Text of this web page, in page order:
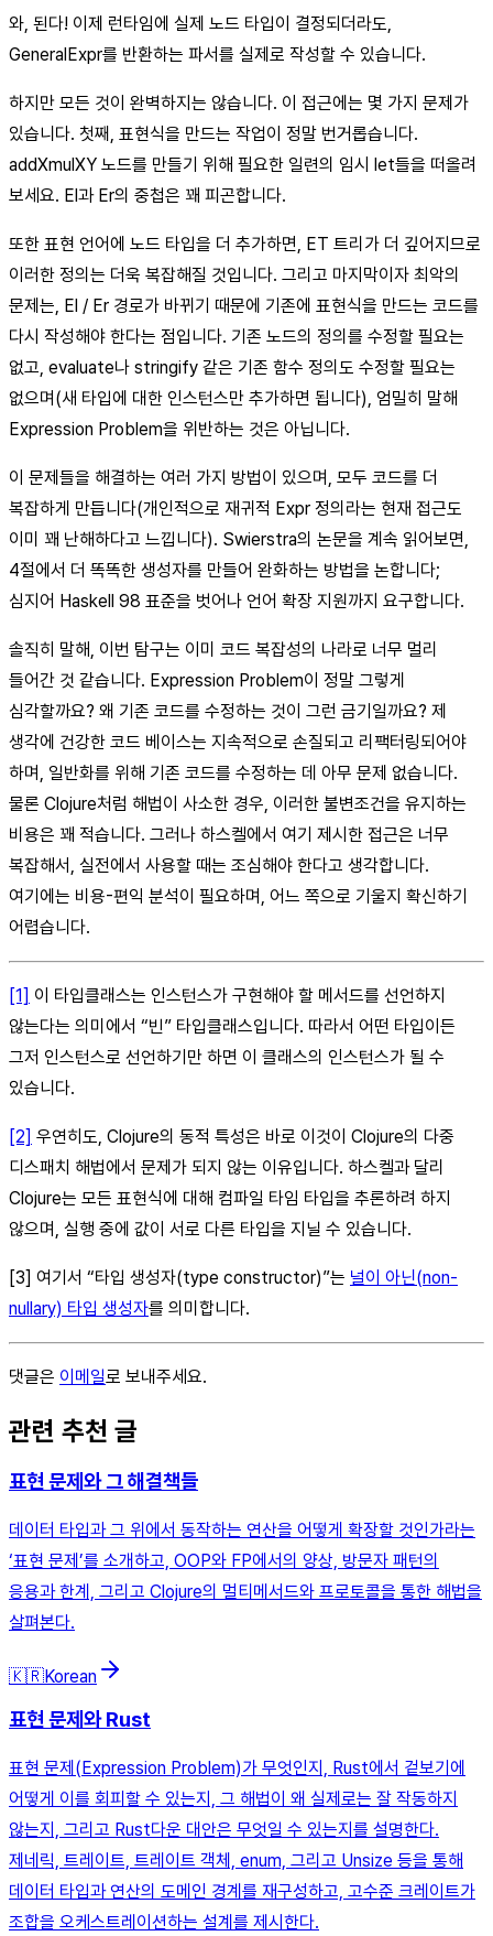
와, 된다! 이제 런타임에 실제 노드 타입이 결정되더라도,
GeneralExpr를 반환하는 파서를 실제로 작성할 수 있습니다.
하지만 모든 것이 완벽하지는 않습니다. 이 접근에는 몇 가지 문제가
있습니다. 첫째, 표현식을 만드는 작업이 정말 번거롭습니다.
addXmulXY 노드를 만들기 위해 필요한 일련의 임시 let들을 떠올려
보세요. El과 Er의 중첩은 꽤 피곤합니다.
또한 표현 언어에 노드 타입을 더 추가하면, ET 트리가 더 깊어지므로
이러한 정의는 더욱 복잡해질 것입니다. 그리고 마지막이자 최악의
문제는, El / Er 경로가 바뀌기 때문에 기존에 표현식을 만드는 코드를
다시 작성해야 한다는 점입니다. 기존 노드의 정의를 수정할 필요는
없고, evaluate나 stringify 같은 기존 함수 정의도 수정할 필요는
없으며(새 타입에 대한 인스턴스만 추가하면 됩니다), 엄밀히 말해
Expression Problem을 위반하는 것은 아닙니다.
이 문제들을 해결하는 여러 가지 방법이 있으며, 모두 코드를 더
복잡하게 만듭니다(개인적으로 재귀적 Expr 정의라는 현재 접근도
이미 꽤 난해하다고 느낍니다). Swierstra의 논문을 계속 읽어보면,
4절에서 더 똑똑한 생성자를 만들어 완화하는 방법을 논합니다;
심지어 Haskell 98 표준을 벗어나 언어 확장 지원까지 요구합니다.
솔직히 말해, 이번 탐구는 이미 코드 복잡성의 나라로 너무 멀리
들어간 것 같습니다. Expression Problem이 정말 그렇게
심각할까요? 왜 기존 코드를 수정하는 것이 그런 금기일까요? 제
생각에 건강한 코드 베이스는 지속적으로 손질되고 리팩터링되어야
하며, 일반화를 위해 기존 코드를 수정하는 데 아무 문제 없습니다.
물론 Clojure처럼 해법이 사소한 경우, 이러한 불변조건을 유지하는
비용은 꽤 적습니다. 그러나 하스켈에서 여기 제시한 접근은 너무
복잡해서, 실전에서 사용할 때는 조심해야 한다고 생각합니다.
여기에는 비용-편익 분석이 필요하며, 어느 쪽으로 기울지 확신하기
어렵습니다.
[1] 이 타입클래스는 인스턴스가 구현해야 할 메서드를 선언하지
않는다는 의미에서 “빈” 타입클래스입니다. 따라서 어떤 타입이든
그저 인스턴스로 선언하기만 하면 이 클래스의 인스턴스가 될 수
있습니다.
[2] 우연히도, Clojure의 동적 특성은 바로 이것이 Clojure의 다중
디스패치 해법에서 문제가 되지 않는 이유입니다. 하스켈과 달리
Clojure는 모든 표현식에 대해 컴파일 타임 타입을 추론하려 하지
않으며, 실행 중에 값이 서로 다른 타입을 지닐 수 있습니다.
[3] 여기서 “타입 생성자(type constructor)”는 널이 아닌(non-
nullary) 타입 생성자를 의미합니다.
댓글은 이메일로 보내주세요.
관련 추천 글
표현 문제와 그 해결책들
데이터 타입과 그 위에서 동작하는 연산을 어떻게 확장할 것인가라는
‘표현 문제’를 소개하고, OOP와 FP에서의 양상, 방문자 패턴의
응용과 한계, 그리고 Clojure의 멀티메서드와 프로토콜을 통한 해법을
살펴본다.
🇰🇷Korean
표현 문제와 Rust
표현 문제(Expression Problem)가 무엇인지, Rust에서 겉보기에
어떻게 이를 회피할 수 있는지, 그 해법이 왜 실제로는 잘 작동하지
않는지, 그리고 Rust다운 대안은 무엇일 수 있는지를 설명한다.
제네릭, 트레이트, 트레이트 객체, enum, 그리고 Unsize 등을 통해
데이터 타입과 연산의 도메인 경계를 재구성하고, 고수준 크레이트가
조합을 오케스트레이션하는 설계를 제시한다.